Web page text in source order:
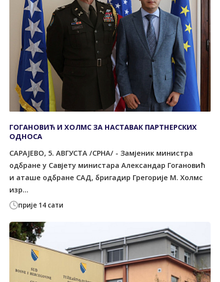
прије 14 сати
ГОГАНОВИЋ И ХОЛМС ЗА НАСТАВАК ПАРТНЕРСКИХ
ОДНОСА
САРАЈЕВО, 5. АВГУСТА /СРНА/ - Замјеник министра
одбране у Савјету министара Александар Гогановић
и аташе одбране САД, бригадир Грегорије М. Холмс
изр...